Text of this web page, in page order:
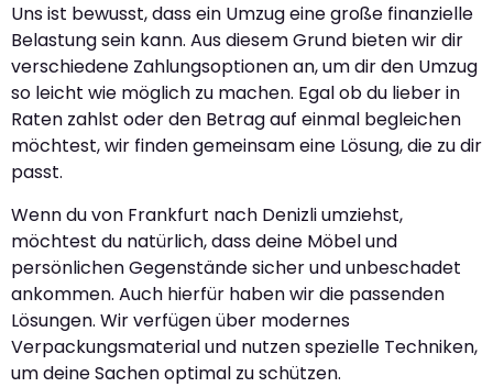
Uns ist bewusst, dass ein Umzug eine große finanzielle
Belastung sein kann. Aus diesem Grund bieten wir dir
verschiedene Zahlungsoptionen an, um dir den Umzug
so leicht wie möglich zu machen. Egal ob du lieber in
Raten zahlst oder den Betrag auf einmal begleichen
möchtest, wir finden gemeinsam eine Lösung, die zu dir
passt.
Wenn du von Frankfurt nach Denizli umziehst,
möchtest du natürlich, dass deine Möbel und
persönlichen Gegenstände sicher und unbeschadet
ankommen. Auch hierfür haben wir die passenden
Lösungen. Wir verfügen über modernes
Verpackungsmaterial und nutzen spezielle Techniken,
um deine Sachen optimal zu schützen.